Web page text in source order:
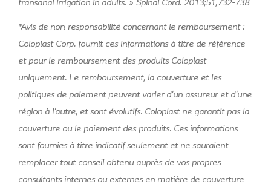
transanal irrigation in adults. » Spinal Cord. 2013;51,732-738
*Avis de non-responsabilité concernant le remboursement :
Coloplast Corp. fournit ces informations à titre de référence
et pour le remboursement des produits Coloplast
uniquement. Le remboursement, la couverture et les
politiques de paiement peuvent varier d’un assureur et d’une
région à l’autre, et sont évolutifs. Coloplast ne garantit pas la
couverture ou le paiement des produits. Ces informations
sont fournies à titre indicatif seulement et ne sauraient
remplacer tout conseil obtenu auprès de vos propres
consultants internes ou externes en matière de couverture